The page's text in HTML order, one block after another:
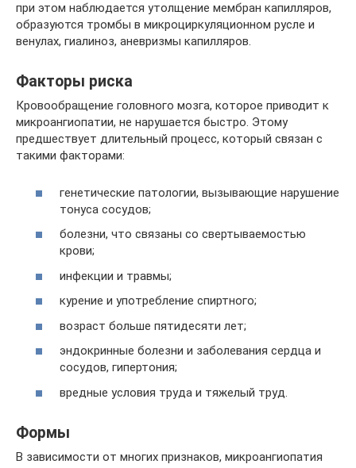
при этом наблюдается утолщение мембран капилляров,
образуются тромбы в микроциркуляционном русле и
венулах, гиалиноз, аневризмы капилляров.
Факторы риска
Кровообращение головного мозга, которое приводит к
микроангиопатии, не нарушается быстро. Этому
предшествует длительный процесс, который связан с
такими факторами:
генетические патологии, вызывающие нарушение
тонуса сосудов;
болезни, что связаны со свертываемостью
крови;
инфекции и травмы;
курение и употребление спиртного;
возраст больше пятидесяти лет;
эндокринные болезни и заболевания сердца и
сосудов, гипертония;
вредные условия труда и тяжелый труд.
Формы
В зависимости от многих признаков, микроангиопатия